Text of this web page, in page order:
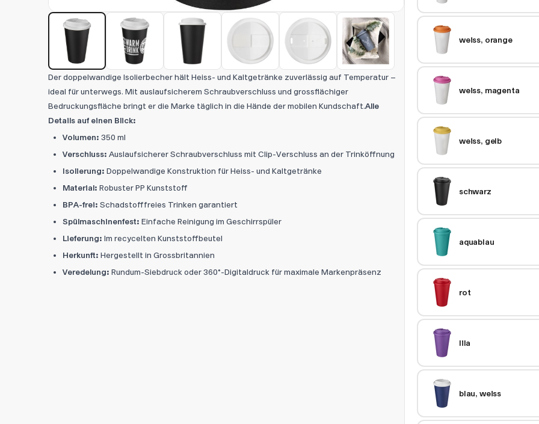
weiss, orange
weiss, magenta
weiss, gelb
schwarz
aquablau
rot
lila
blau, weiss
Der doppelwandige Isolierbecher hält Heiss- und Kaltgetränke zuverlässig auf Temperatur –
ideal für unterwegs. Mit auslaufsicherem Schraubverschluss und grossflächiger
Bedruckungsfläche bringt er die Marke täglich in die Hände der mobilen Kundschaft.Alle
Details auf einen Blick:
Volumen: 350 ml
Verschluss: Auslaufsicherer Schraubverschluss mit Clip-Verschluss an der Trinköffnung
Isolierung: Doppelwandige Konstruktion für Heiss- und Kaltgetränke
Material: Robuster PP Kunststoff
BPA-frei: Schadstofffreies Trinken garantiert
Spülmaschinenfest: Einfache Reinigung im Geschirrspüler
Lieferung: Im recycelten Kunststoffbeutel
Herkunft: Hergestellt in Grossbritannien
Veredelung: Rundum-Siebdruck oder 360°-Digitaldruck für maximale Markenpräsenz